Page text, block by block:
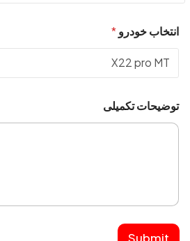
انتخاب خودرو*
توضیحات تکمیلی
Submit